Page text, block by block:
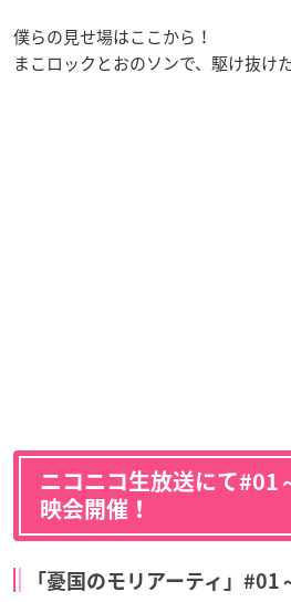
僕らの見せ場はここから！
まこロックとおのソンで、駆け抜け
ニコニコ生放送にて#01
映会開催！
「憂国のモリアーティ」